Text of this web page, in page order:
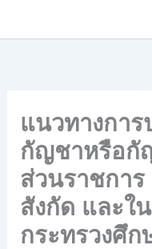
แนวทางกา
กัญชาหรือกั
ส่วนราชกา
สังกัด และใ
กระทรวงศึก